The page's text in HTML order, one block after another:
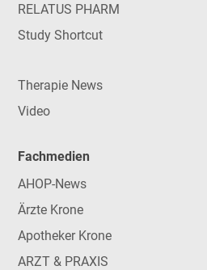
RELATUS PHARM
Study Shortcut
Therapie News
Video
Fachmedien
AHOP-News
Ärzte Krone
Apotheker Krone
ARZT & PRAXIS